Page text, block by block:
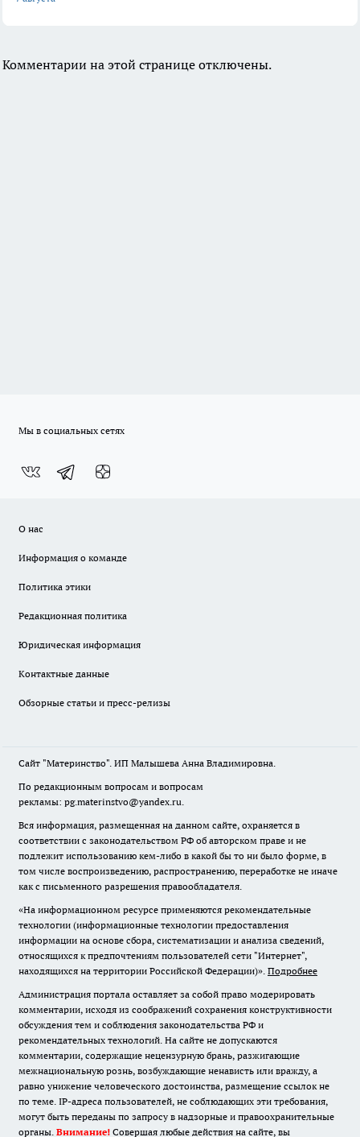
Комментарии на этой странице отключены.
Мы в социальных сетях
О нас
Информация о команде
Политика этики
Редакционная политика
Юридическая информация
Контактные данные
Обзорные статьи и пресс-релизы
Сайт "Материнство". ИП Малышева Анна Владимировна.
По редакционным вопросам и вопросам
рекламы: pg.materinstvo@yandex.ru.
Вся информация, размещенная на данном сайте, охраняется в
соответствии с законодательством РФ об авторском праве и не
подлежит использованию кем-либо в какой бы то ни было форме, в
том числе воспроизведению, распространению, переработке не иначе
как с письменного разрешения правообладателя.
«На информационном ресурсе применяются рекомендательные
технологии (информационные технологии предоставления
информации на основе сбора, систематизации и анализа сведений,
относящихся к предпочтениям пользователей сети "Интернет",
находящихся на территории Российской Федерации)». Подробнее
Администрация портала оставляет за собой право модерировать
комментарии, исходя из соображений сохранения конструктивности
обсуждения тем и соблюдения законодательства РФ и
рекомендательных технологий. На сайте не допускаются
комментарии, содержащие нецензурную брань, разжигающие
межнациональную рознь, возбуждающие ненависть или вражду, а
равно унижение человеческого достоинства, размещение ссылок не
по теме. IP-адреса пользователей, не соблюдающих эти требования,
могут быть переданы по запросу в надзорные и правоохранительные
органы. Внимание! Совершая любые действия на сайте, вы